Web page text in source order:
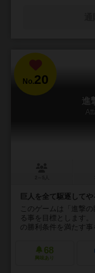
No.20
進
巨人を全て駆逐してや
このゲームは「進撃
る事を目標とします
の勝利条件を満たす
68
興味あり